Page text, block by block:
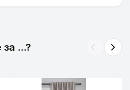
202020610-2-039
...? arrow_back_ios arrow_forward_ios